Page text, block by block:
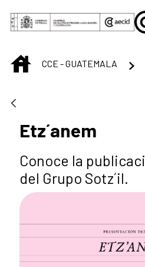
Saltar al contenido principal
INICIOCCE - GUATEMALA
Etz´anem
Conoce la
del Grupo Sotz´il.